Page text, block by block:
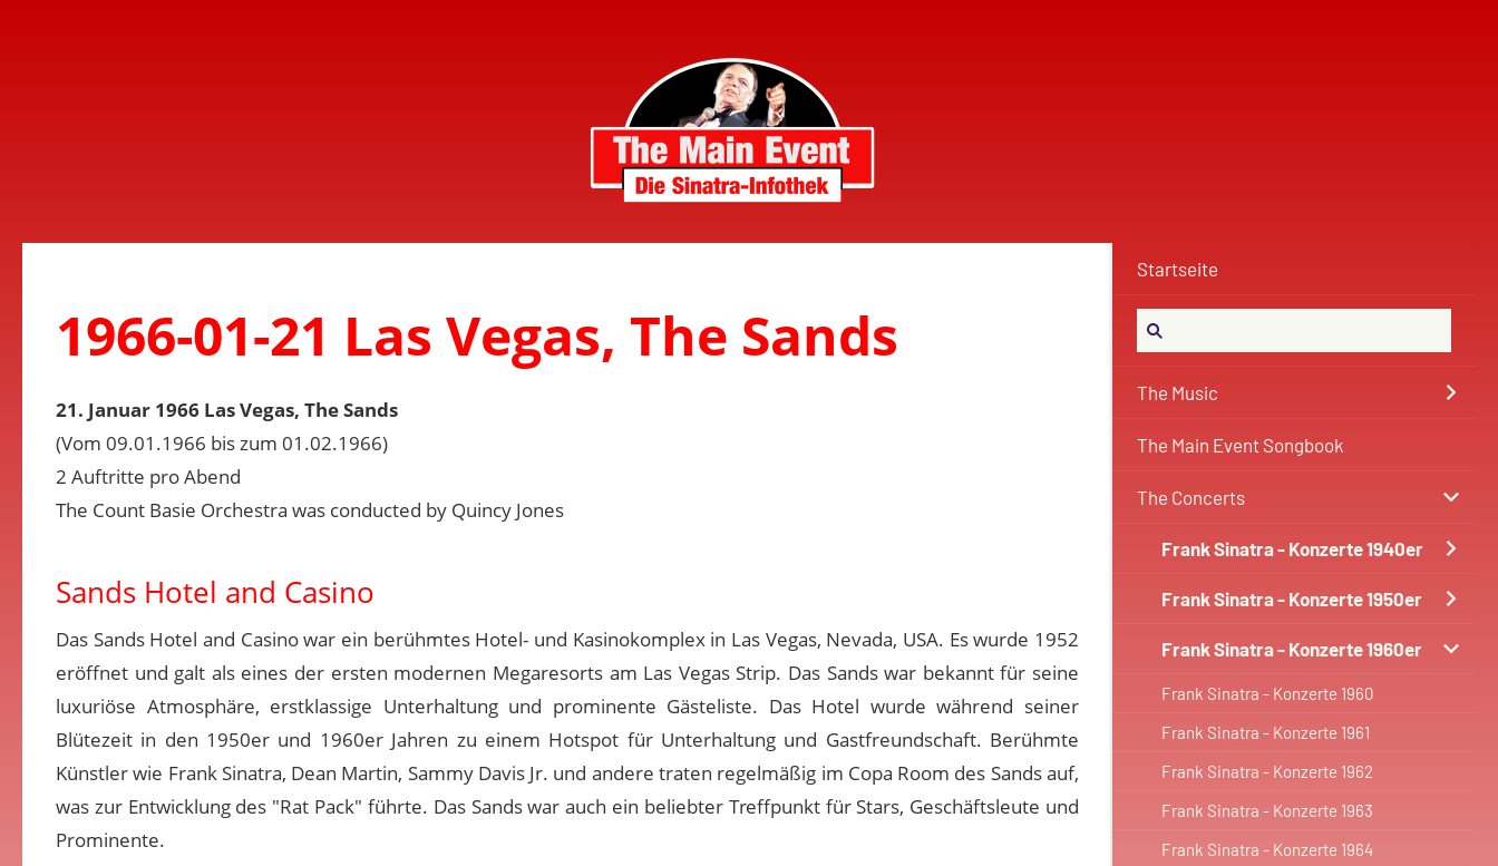
Startseite
The Music
The Main Event Songbook
The Concerts
Frank Sinatra - Konzerte 1940er
Frank Sinatra - Konzerte 1950er
Frank Sinatra - Konzerte 1960er
Frank Sinatra - Konzerte 1960
Frank Sinatra - Konzerte 1961
Frank Sinatra - Konzerte 1962
Frank Sinatra - Konzerte 1963
Frank Sinatra - Konzerte 1964
1966-01-21 Las Vegas, The Sands
21. Januar 1966 Las Vegas, The Sands
(Vom 09.01.1966 bis zum 01.02.1966)
2 Auftritte pro Abend
The Count Basie Orchestra was conducted by Quincy Jones
Sands Hotel and Casino
Das Sands Hotel and Casino war ein berühmtes Hotel- und Kasinokomplex in Las Vegas, Nevada, USA. Es wurde 1952
eröffnet und galt als eines der ersten modernen Megaresorts am Las Vegas Strip. Das Sands war bekannt für seine
luxuriöse Atmosphäre, erstklassige Unterhaltung und prominente Gästeliste. Das Hotel wurde während seiner
Blütezeit in den 1950er und 1960er Jahren zu einem Hotspot für Unterhaltung und Gastfreundschaft. Berühmte
Künstler wie Frank Sinatra, Dean Martin, Sammy Davis Jr. und andere traten regelmäßig im Copa Room des Sands auf,
was zur Entwicklung des "Rat Pack" führte. Das Sands war auch ein beliebter Treffpunkt für Stars, Geschäftsleute und
Prominente.